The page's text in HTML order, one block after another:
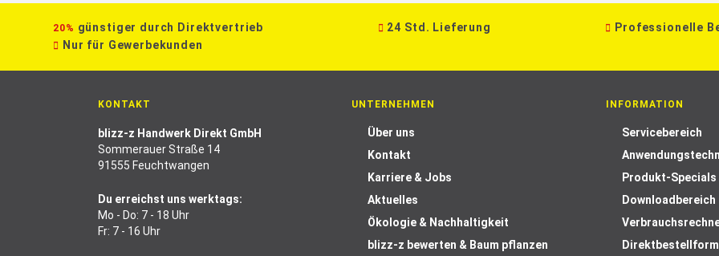
20% günstiger durch Direktvertrieb 24 Std. Lieferung Professionelle
Nur für Gewerbekunden
KONTAKT
blizz-z Handwerk Direkt GmbH
Sommerauer Straße 14
91555 Feuchtwangen
Du erreichst uns werktags:
Mo - Do: 7 - 18 Uhr
Fr: 7 - 16 Uhr
UNTERNEHMEN
Über uns
Kontakt
Karriere & Jobs
Aktuelles
Ökologie & Nachhaltigkeit
blizz-z bewerten & Baum pflanzen
INFORMATION
Servicebereich
Produkt-Specials
Downloadbereich